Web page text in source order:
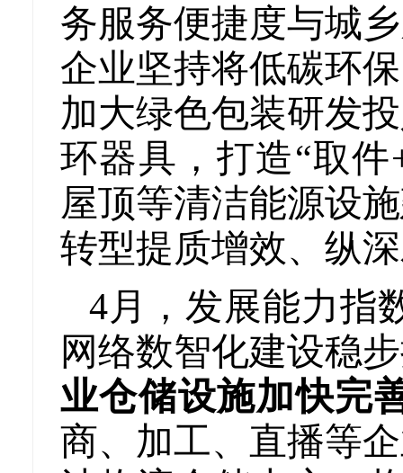
务服务便捷度与城
企业坚持将低碳环
加大绿色包装研发
环器具，打造“取
屋顶等清洁能源设
转型提质增效、纵
4月，发展能力指
网络数智化建设稳
业仓储设施加快完
商、加工、直播等